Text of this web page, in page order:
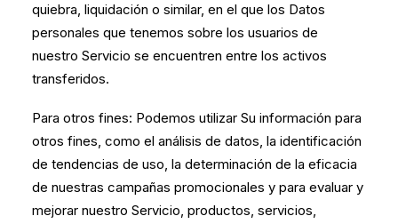
quiebra, liquidación o similar, en el que los Datos
personales que tenemos sobre los usuarios de
nuestro Servicio se encuentren entre los activos
transferidos.
Para otros fines: Podemos utilizar Su información para
otros fines, como el análisis de datos, la identificación
de tendencias de uso, la determinación de la eficacia
de nuestras campañas promocionales y para evaluar y
mejorar nuestro Servicio, productos, servicios,